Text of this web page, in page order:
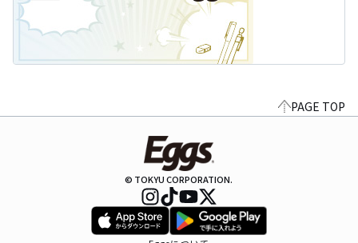
PAGE TOP
© TOKYU CORPORATION.